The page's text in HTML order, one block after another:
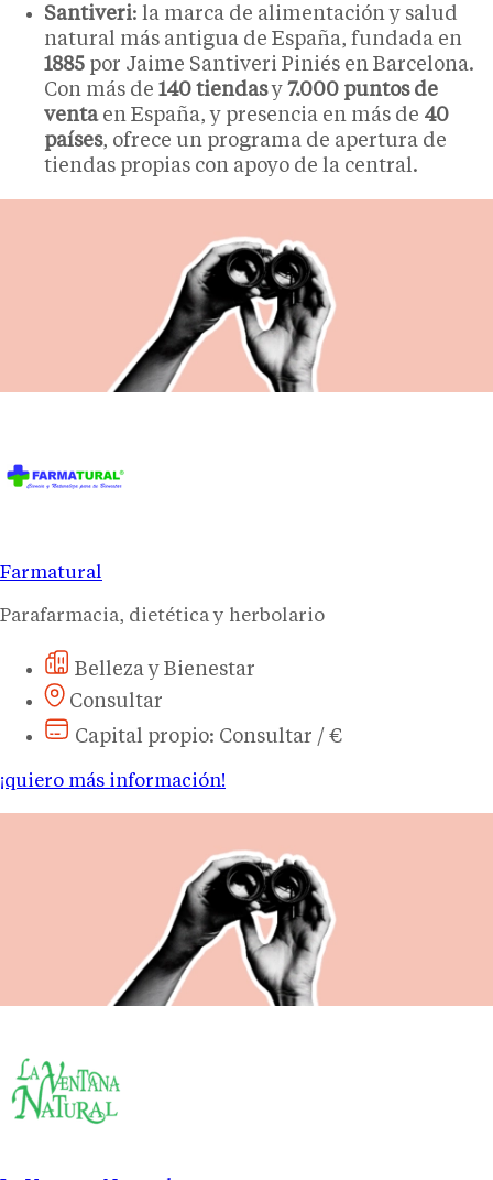
Santiveri: la marca de alimentación y salud
natural más antigua de España, fundada en
1885 por Jaime Santiveri Piniés en Barcelona.
Con más de 140 tiendasy 7.000 puntos de
ventaen España, y presencia en más de 40
países, ofrece un programa de apertura de
tiendas propias con apoyo de la central.
Farmatural
Parafarmacia, dietética y herbolario
Belleza y Bienestar
Consultar
Capital propio: Consultar / €
¡quiero más información!